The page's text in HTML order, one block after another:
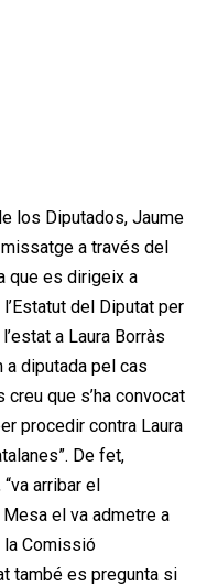
los Diputados, Jaume
a través del
que es dirigeix a
del Diputat per
a Laura Borràs
diputada pel cas
creu que s’ha convocat
procedir contra Laura
De fet,
arribar el
el va admetre a
la Comissió
també es pregunta si